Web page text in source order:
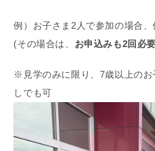
例）お子さま2人で参加の場合
(その場合は、 お申込みも2回必
※見学のみに限り、7歳以上のお
しでも可